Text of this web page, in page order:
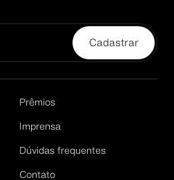
Cadastrar
Prêmios
Imprensa
Dúvidas frequentes
Contato